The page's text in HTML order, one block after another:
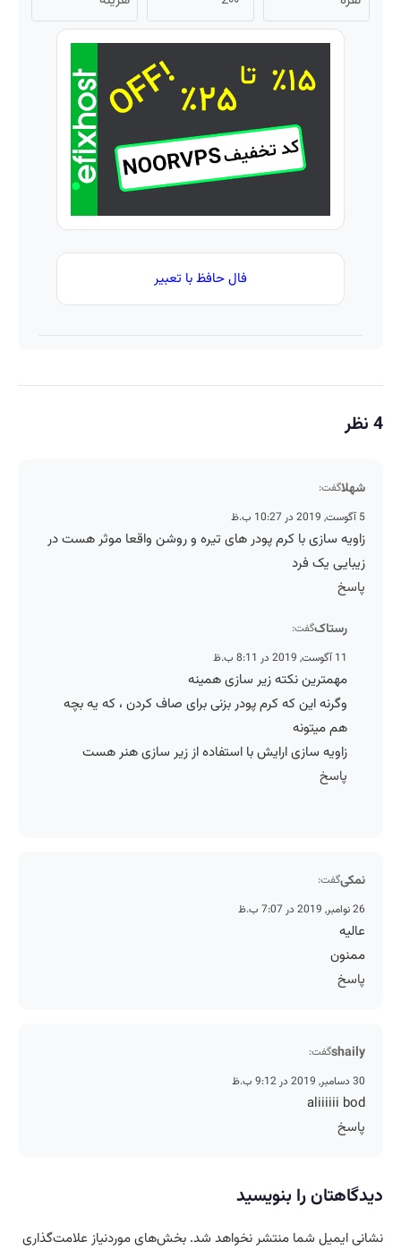
هدیه
گرمی
میلیون
تومان
خرید
طلا و
های
دندان
با پک
سفید
کننده
فال حافظ با تعبیر
4 نظر
شهلاگفت:
5 آگوست, 2019 در 10:27 ب.ظ
زاویه سازی با کرم پودر های تیره و روشن واقعا موثر هست در
زیبایی یک فرد
پاسخ
رستاکگفت:
11 آگوست, 2019 در 8:11 ب.ظ
مهمترین نکته زیر سازی همینه
وگرنه این که کرم پودر بزنی برای صاف کردن ، که یه بچه
هم میتونه
زاویه سازی ارایش با استفاده از زیر سازی هنر هست
پاسخ
نمکیگفت:
26 نوامبر, 2019 در 7:07 ب.ظ
عالیه
ممنون
پاسخ
shailyگفت:
30 دسامبر, 2019 در 9:12 ب.ظ
aliiiiii bod
پاسخ
دیدگاهتان را بنویسید
نشانی ایمیل شما منتشر نخواهد شد. بخش‌های موردنیاز علامت‌گذاری